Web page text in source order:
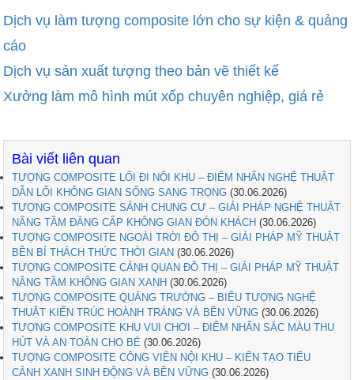
Dịch vụ làm tượng composite lớn cho sự kiện & quảng
cáo
Dịch vụ sản xuất tượng theo bản vẽ thiết kế
Xưởng làm mô hình mút xốp chuyên nghiệp, giá rẻ
Bài viết liên quan
TƯỢNG COMPOSITE LỐI ĐI NỘI KHU – ĐIỂM NHẤN NGHỆ THUẬT
DẪN LỐI KHÔNG GIAN SỐNG SANG TRỌNG (30.06.2026)
TƯỢNG COMPOSITE SẢNH CHUNG CƯ – GIẢI PHÁP NGHỆ THUẬT
NÂNG TẦM ĐẲNG CẤP KHÔNG GIAN ĐÓN KHÁCH (30.06.2026)
TƯỢNG COMPOSITE NGOÀI TRỜI ĐÔ THỊ – GIẢI PHÁP MỸ THUẬT
BỀN BỈ THÁCH THỨC THỜI GIAN (30.06.2026)
TƯỢNG COMPOSITE CẢNH QUAN ĐÔ THỊ – GIẢI PHÁP MỸ THUẬT
NÂNG TẦM KHÔNG GIAN XANH (30.06.2026)
TƯỢNG COMPOSITE QUẢNG TRƯỜNG – BIỂU TƯỢNG NGHỆ
THUẬT KIẾN TRÚC HOÀNH TRÁNG VÀ BỀN VỮNG (30.06.2026)
TƯỢNG COMPOSITE KHU VUI CHƠI – ĐIỂM NHẤN SẮC MÀU THU
HÚT VÀ AN TOÀN CHO BÉ (30.06.2026)
TƯỢNG COMPOSITE CÔNG VIÊN NỘI KHU – KIẾN TẠO TIỂU
CẢNH XANH SINH ĐỘNG VÀ BỀN VỮNG (30.06.2026)